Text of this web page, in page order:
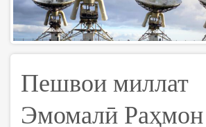
Пешвои миллат
Эмомалӣ